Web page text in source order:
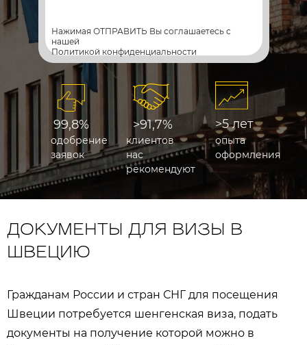
99,8%
одобрение
заявок
>5 лет
опыта
оформления
>91,7%
клиентов
нас
рекомендуют
Нажимая ОТПРАВИТЬ Вы соглашаетесь с
нашей
Политикой конфиденциальности
ДОКУМЕНТЫ ДЛЯ ВИЗЫ В
ШВЕЦИЮ
Гражданам России и стран СНГ для посещения
Швеции потребуется шенгенская виза, подать
документы на получение которой можно в